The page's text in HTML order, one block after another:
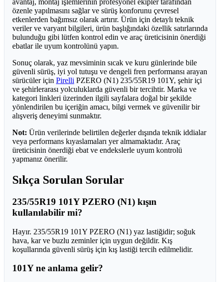
avantaj, montaj işlemlerinin profesyonel ekipler tarafından
özenle yapılmasını sağlar ve sürüş konforunu çevresel
etkenlerden bağımsız olarak artırır. Ürün için detaylı teknik
veriler ve varyant bilgileri, ürün başlığındaki özellik satırlarında
bulunduğu gibi lütfen kontrol edin ve araç üreticisinin önerdiği
ebatlar ile uyum kontrolünü yapın.
Sonuç olarak, yaz mevsiminin sıcak ve kuru günlerinde bile
güvenli sürüş, iyi yol tutuşu ve dengeli fren performansı arayan
sürücüler için Pirelli PZERO (N1) 235/55R19 101Y, şehir içi
ve şehirlerarası yolculuklarda güvenli bir tercihtir. Marka ve
kategori linkleri üzerinden ilgili sayfalara doğal bir şekilde
yönlendirilen bu içeriğin amacı, bilgi vermek ve güvenilir bir
alışveriş deneyimi sunmaktır.
Not: Ürün verilerinde belirtilen değerler dışında teknik iddialar
veya performans kıyaslamaları yer almamaktadır. Araç
üreticisinin önerdiği ebat ve endekslerle uyum kontrolü
yapmanız önerilir.
Sıkça Sorulan Sorular
235/55R19 101Y PZERO (N1) kışın
kullanılabilir mi?
Hayır. 235/55R19 101Y PZERO (N1) yaz lastiğidir; soğuk
hava, kar ve buzlu zeminler için uygun değildir. Kış
koşullarında güvenli sürüş için kış lastiği tercih edilmelidir.
101Y ne anlama gelir?